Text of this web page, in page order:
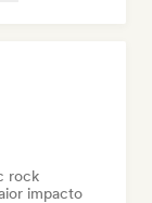
rock
impacto